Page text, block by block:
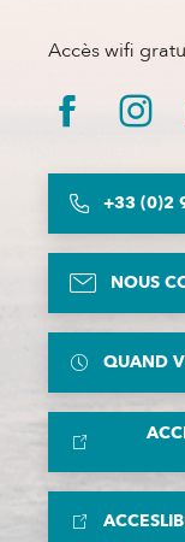
Accès wifi
+33 (0)2
NOUS
QUAND